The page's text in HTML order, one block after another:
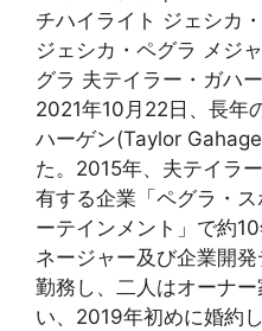
チハイライト ジェシカ
ジェシカ・ペグラ メジ
グラ 夫テイラー・ガハ
2021年10月22日、長年
ハーゲン(Taylor
た。2015年、夫テイラ
有する企業「ペグラ・
ーテインメント」で約
ネージャー及び企業開
勤務し、二人はオーナ
い、2019年初めに婚約